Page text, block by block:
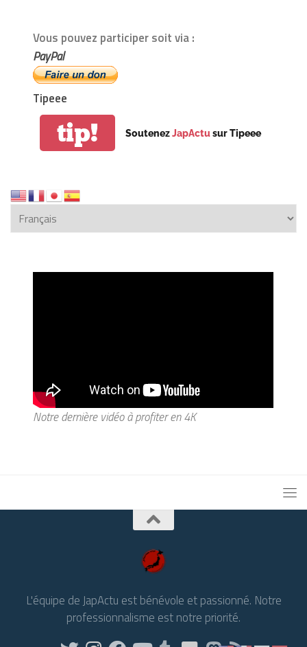
Vous pouvez participer soit via :
PayPal
Tipeee
tip! SoutenezJapActusur Tipeee
Notre dernière vidéo à profiter en 4K
L'équipe de JapActu est bénévole et passionné. Notre
professionnalisme est notre priorité.